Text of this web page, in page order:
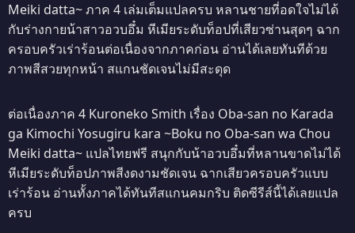
Meiki datta~ ภาค 4 เล่มเต็มแปลครบ หลานชายที่อดใจไม่ได้
กับร่างกายน้าสาวอวบอึ๋ม หีเมียระดับท็อปที่เสียวซ่านสุดๆ ฉาก
ครอบครัวเร่าร้อนต่อเนื่องจากภาคก่อน อ่านได้เลยทันทีด้วย
ภาพสีสวยทุกหน้า สแกนชัดเจนไม่มีสะดุด
ต่อเนื่องภาค 4 Kuroneko Smith เรื่อง Oba-san no Karada
ga Kimochi Yosugiru kara ~Boku no Oba-san wa Chou
Meiki datta~ แปลไทยฟรี สนุกกับน้าอวบอึ๋มที่หลานขาดไม่ได้
หีเมียระดับท็อปภาพสีงดงามชัดเจน ฉากเสียวครอบครัวแบบ
เร่าร้อน อ่านทั้งภาคได้ทันทีสแกนคมกริบ ติดซีรีส์นี้ได้เลยแปล
ครบ